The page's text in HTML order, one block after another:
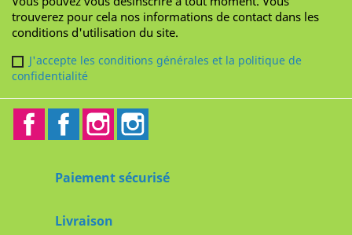
trouverez pour cela nos informations de contact dans les
conditions d'utilisation du site.
J'accepte les conditions générales et la politique de
confidentialité
FacebookFacebook2Instagram
Paiement sécurisé
Livraison